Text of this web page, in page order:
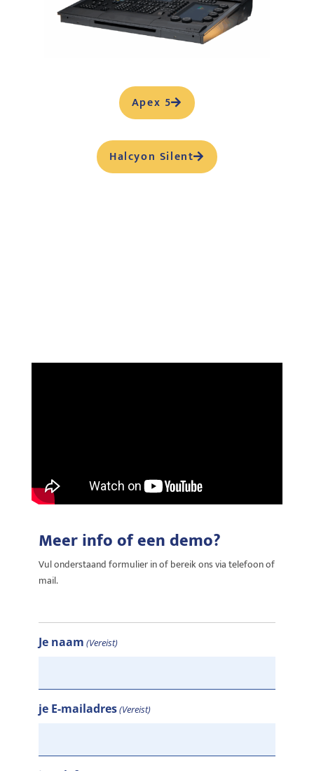
Apex 5
Halcyon Silent
Meer info of een demo?
Vul onderstaand formulier in of bereik ons via telefoon of
mail.
Je naam (Vereist)
je E-mailadres(Vereist)